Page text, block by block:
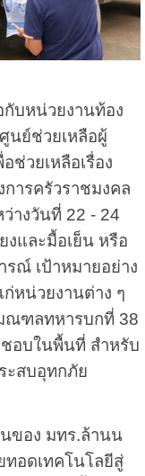
หน่วยงานท้อง
นย์ช่วยเหลือผู้
ช่วยเหลือเรื่อง
ารครัวราชมงคล
างวันที่ 22 - 24
งและมื้อเย็น หรือ
รณ์ เป้าหมายอย่าง
หน่วยงานต่าง ๆ
ณฑลทหารบกที่ 38
อบในพื้นที่ สำหรับ
ะสบอุทกภัย
อง มทร.ล้านน
ทอดเทคโนโลยีสู่